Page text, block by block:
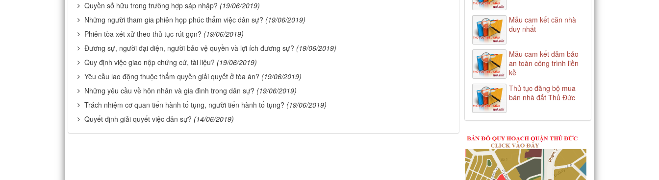
Quyền sở hữu trong trường hợp sáp nhập? (19/06/2019)
Những người tham gia phiên họp phúc thẩm việc dân sự? (19/06/2019)
Phiên tòa xét xử theo thủ tục rút gọn? (19/06/2019)
Đương sự, người đại diện, người bảo vệ quyền và lợi ích đương sự? (19/06/2019)
Quy định việc giao nộp chứng cứ, tài liệu? (19/06/2019)
Yêu cầu lao động thuộc thẩm quyền giải quyết ở tòa án? (19/06/2019)
Những yêu cầu về hôn nhân và gia đình trong dân sự? (19/06/2019)
Trách nhiệm cơ quan tiến hành tố tụng, người tiến hành tố tụng? (19/06/2019)
Quyết định giải quyết việc dân sự? (14/06/2019)
Mẫu cam kết căn nhà
duy nhất
Mẫu cam kết đảm bảo
an toàn công trình liền
kề
Thủ tục đăng bộ mua
bán nhà đất Thủ Đức